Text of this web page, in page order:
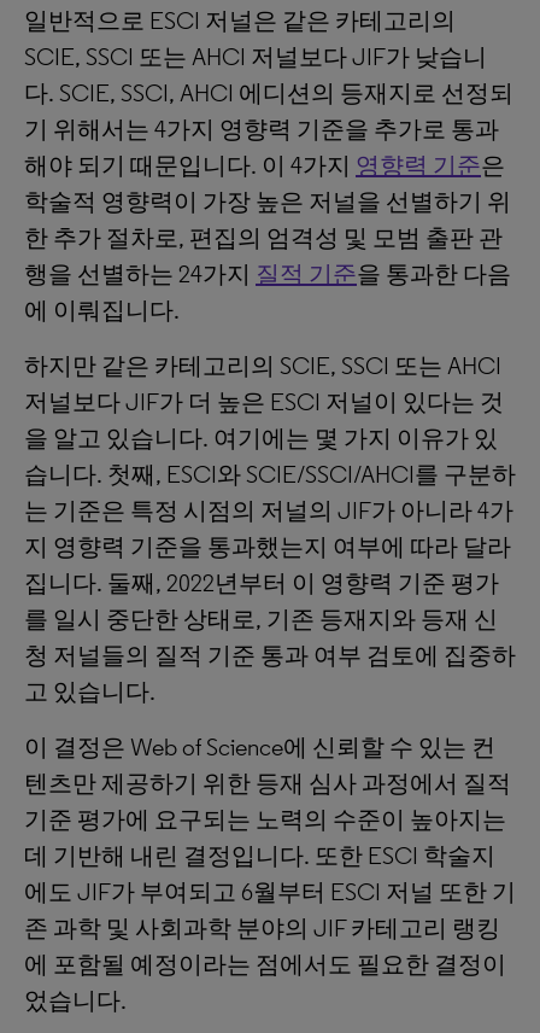
일반적으로 ESCI 저널은 같은 카테고리의
SCIE, SSCI 또는 AHCI 저널보다 JIF가 낮습니
다. SCIE, SSCI, AHCI 에디션의 등재지로 선정되
기 위해서는 4가지 영향력 기준을 추가로 통과
해야 되기 때문입니다. 이 4가지 영향력 기준은
학술적 영향력이 가장 높은 저널을 선별하기 위
한 추가 절차로, 편집의 엄격성 및 모범 출판 관
행을 선별하는 24가지 질적 기준을 통과한 다음
에 이뤄집니다.
하지만 같은 카테고리의 SCIE, SSCI 또는 AHCI
저널보다 JIF가 더 높은 ESCI 저널이 있다는 것
을 알고 있습니다. 여기에는 몇 가지 이유가 있
습니다. 첫째, ESCI와 SCIE/SSCI/AHCI를 구분하
는 기준은 특정 시점의 저널의 JIF가 아니라 4가
지 영향력 기준을 통과했는지 여부에 따라 달라
집니다. 둘째, 2022년부터 이 영향력 기준 평가
를 일시 중단한 상태로, 기존 등재지와 등재 신
청 저널들의 질적 기준 통과 여부 검토에 집중하
고 있습니다.
이 결정은 Web of Science에 신뢰할 수 있는 컨
텐츠만 제공하기 위한 등재 심사 과정에서 질적
기준 평가에 요구되는 노력의 수준이 높아지는
데 기반해 내린 결정입니다. 또한 ESCI 학술지
에도 JIF가 부여되고 6월부터 ESCI 저널 또한 기
존 과학 및 사회과학 분야의 JIF 카테고리 랭킹
에 포함될 예정이라는 점에서도 필요한 결정이
었습니다.